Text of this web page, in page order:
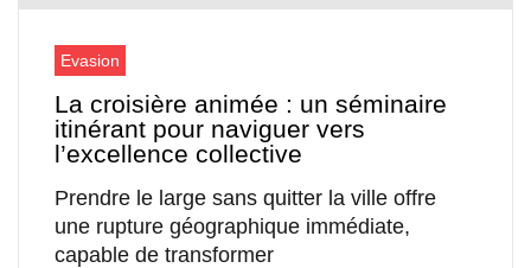
Evasion
La croisière animée : un séminaire
itinérant pour naviguer vers
l’excellence collective
Prendre le large sans quitter la ville offre
une rupture géographique immédiate,
capable de transformer